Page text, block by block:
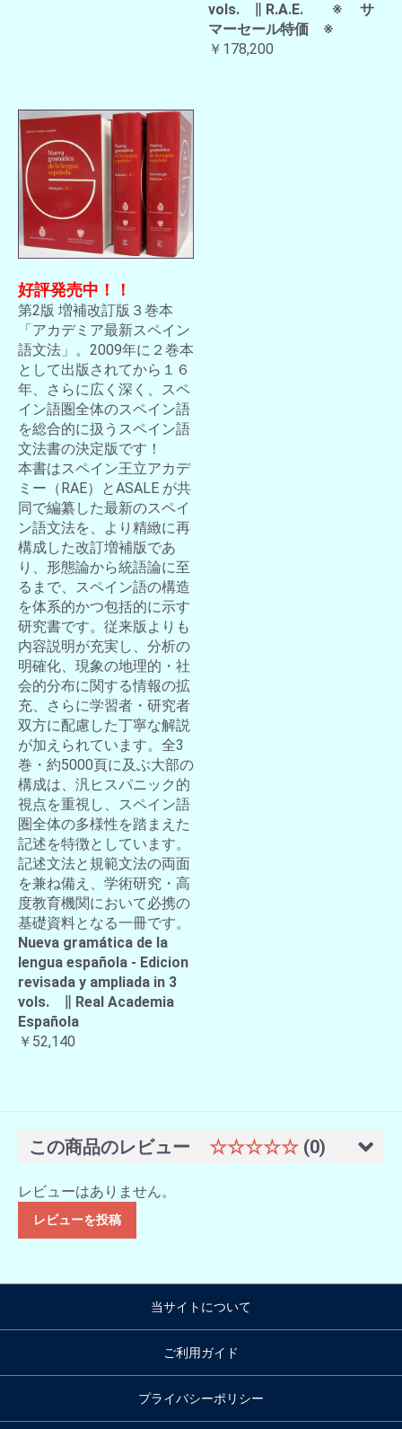
vols. ∥ R.A.E. ※ サ
マーセール特価 ※
￥178,200
好評発売中！！
第2版 増補改訂版３巻本
「アカデミア最新スペイン
語文法」。2009年に２巻本
として出版されてから１６
年、さらに広く深く、スペ
イン語圏全体のスペイン語
を総合的に扱うスペイン語
文法書の決定版です！
本書はスペイン王立アカデ
ミー（RAE）とASALE が共
同で編纂した最新のスペイ
ン語文法を、より精緻に再
構成した改訂増補版であ
り、形態論から統語論に至
るまで、スペイン語の構造
を体系的かつ包括的に示す
研究書です。従来版よりも
内容説明が充実し、分析の
明確化、現象の地理的・社
会的分布に関する情報の拡
充、さらに学習者・研究者
双方に配慮した丁寧な解説
が加えられています。全3
巻・約5000頁に及ぶ大部の
構成は、汎ヒスパニック的
視点を重視し、スペイン語
圏全体の多様性を踏まえた
記述を特徴としています。
記述文法と規範文法の両面
を兼ね備え、学術研究・高
度教育機関において必携の
基礎資料となる一冊です。
Nueva gramática de la
lengua española - Edicion
revisada y ampliada in 3
vols. ∥ Real Academia
Española
￥52,140
この商品のレビュー ☆☆☆☆☆ (0)
レビューはありません。
レビューを投稿
当サイトについて
ご利用ガイド
プライバシーポリシー